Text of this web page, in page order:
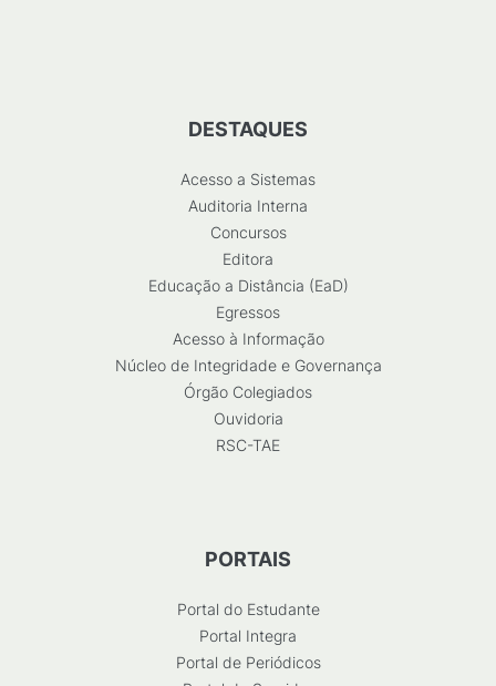
DESTAQUES
Acesso a Sistemas
Auditoria Interna
Concursos
Editora
Educação a Distância (EaD)
Egressos
Acesso à Informação
Núcleo de Integridade e Governança
Órgão Colegiados
Ouvidoria
RSC-TAE
PORTAIS
Portal do Estudante
Portal Integra
Portal de Periódicos